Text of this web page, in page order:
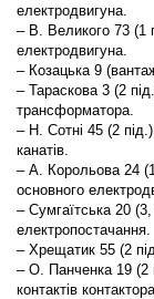
електродвигуна.
– В. Великого 73 (1
електродвигуна.
– Козацька 9
– Тараскова 3 (2
трансформатора.
– Н. Сотні 45 (2
канатів.
– А. Корольова 24 (1
основного
– Сумгаїтська 20
електропостачання.
– Хрещатик 55 (2
– О. Панченка 19 (2
контактів контактора.